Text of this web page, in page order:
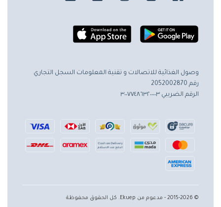
وصول الغذائية للاتصالات و تقنية المعلومات السجل التجاري
رقم 2052002870
الرقم الضريبي ٣٠٠٧٧٤٨٦٣٢٠٠٠٠٣
© 2015-2026 - مدعوم من Ekuep. كل الحقوق محفوظة